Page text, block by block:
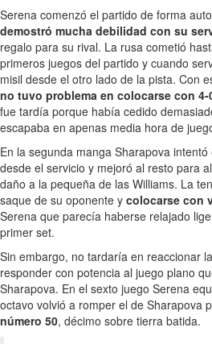
Serena comenzó el partido de forma
demostró mucha debilidad con su
regalo para su rival. La rusa cometió
primeros juegos del partido y cuando
misil desde el otro lado de la pista. Con
no tuvo problema en colocarse con 4-
fue tardía porque había cedido
escapaba en apenas media hora de
En la segunda manga Sharapova
desde el servicio y mejoró al resto para
daño a la pequeña de las Williams. La
saque de su oponente y colocarse con
Serena que parecía haberse relajado
primer set.
Sin embargo, no tardaría en reaccionar
responder con potencia al juego plano
Sharapova. En el sexto juego Serena
octavo volvió a romper el de Sharapova
número 50, décimo sobre tierra batida.